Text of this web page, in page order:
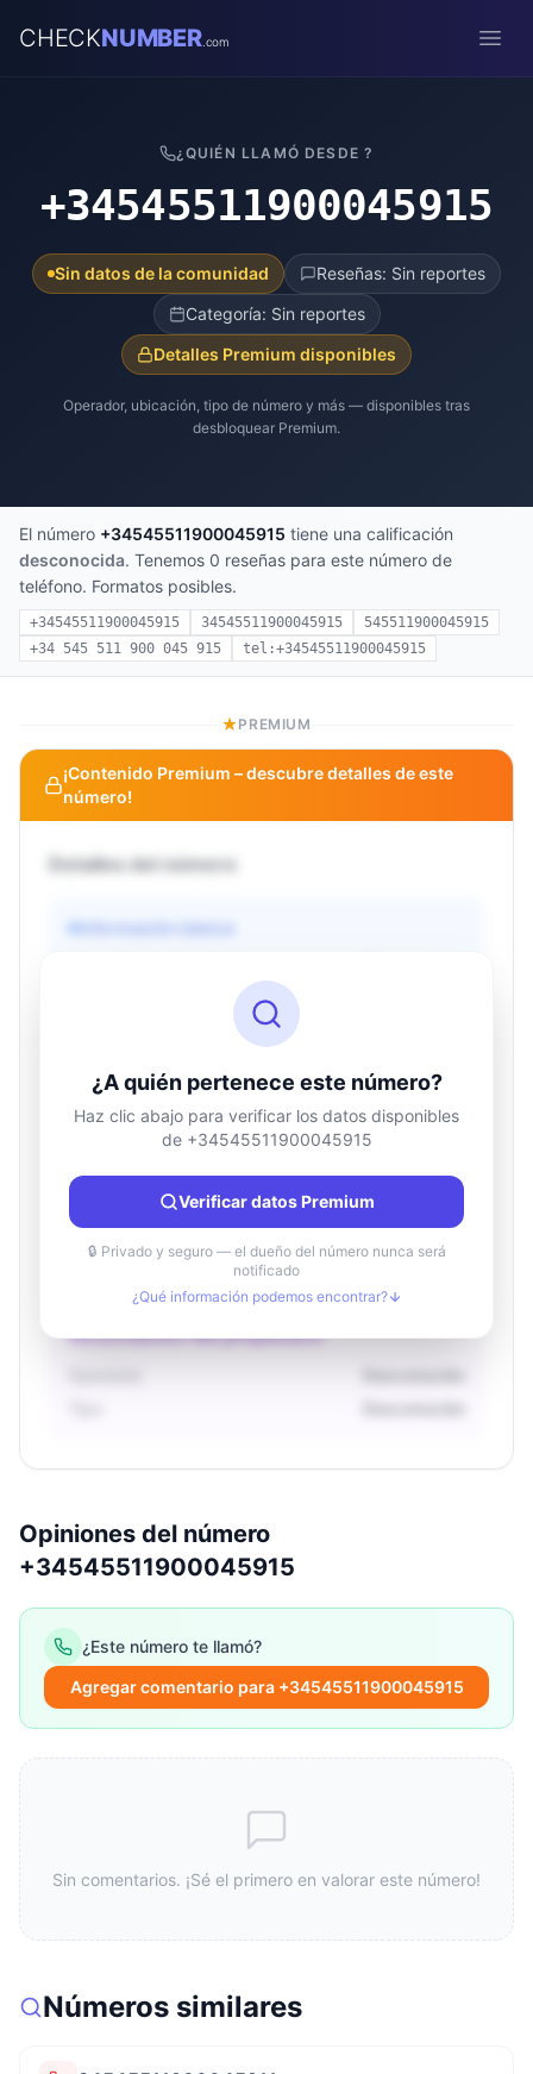
CHECKNUMBER.com
¿QUIÉN LLAMÓ DESDE ?
+34545511900045915
Sin datos de la comunidad
Reseñas: Sin reportes
Categoría: Sin reportes
Detalles Premium disponibles
Operador, ubicación, tipo de número y más — disponibles tras
desbloquear Premium.
El número +34545511900045915 tiene una calificación
desconocida. Tenemos 0 reseñas para este número de
teléfono. Formatos posibles.
+34545511900045915 34545511900045915
545511900045915
+34 545 511 900 045 915
tel:+34545511900045915
PREMIUM
¡Contenido Premium – descubre detalles de este
número!
Detalles del número
Información básica
Información de ubicación
País
Desconocido
Ciudad
Desconocido
Región
Desconocido
Información del propietario
¿A quién pertenece este número?
Haz clic abajo para verificar los datos disponibles
de +34545511900045915
Verificar datos Premium
🔒 Privado y seguro — el dueño del número nunca será
notificado
¿Qué información podemos encontrar?
Opiniones del número
+34545511900045915
¿Este número te llamó?
Agregar comentario para +34545511900045915
Sin comentarios. ¡Sé el primero en valorar este número!
Números similares